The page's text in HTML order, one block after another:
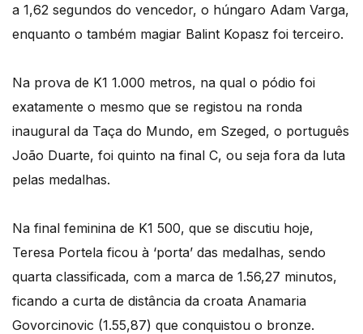
a 1,62 segundos do vencedor, o húngaro Adam Varga,
enquanto o também magiar Balint Kopasz foi terceiro.
Na prova de K1 1.000 metros, na qual o pódio foi
exatamente o mesmo que se registou na ronda
inaugural da Taça do Mundo, em Szeged, o português
João Duarte, foi quinto na final C, ou seja fora da luta
pelas medalhas.
Na final feminina de K1 500, que se discutiu hoje,
Teresa Portela ficou à ‘porta’ das medalhas, sendo
quarta classificada, com a marca de 1.56,27 minutos,
ficando a curta de distância da croata Anamaria
Govorcinovic (1.55,87) que conquistou o bronze.